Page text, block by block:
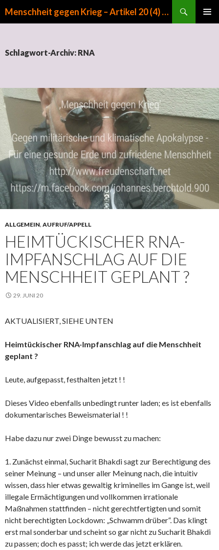
Menschheit gegen Krieg – Artikel 20 (4) GG
Schlagwort-Archiv: RNA
ALLGEMEIN, AUFRUF/APPELL
HEIMTÜCKISCHER RNA-
IMPFANSCHLAG AUF DIE
MENSCHHEIT GEPLANT ?
29. JUNI 20
AKTUALISIERT, SIEHE UNTEN
Heimtückischer RNA-Impfanschlag auf die Menschheit
geplant ?
Leute, aufgepasst, festhalten jetzt ! !
Dieses Video ebenfalls unbedingt runter laden; es ist ebenfalls
dokumentarisches Beweismaterial ! !
Habe dazu nur zwei Dinge bewusst zu machen:
1. Zunächst einmal, Sucharit Bhakdi sagt zur Berechtigung des
seiner Meinung – und unser aller Meinung nach, die intuitiv
wissen, dass hier etwas gewaltig kriminelles im Gange ist, weil
illegale Ermächtigungen und vollkommen irrationale
Maßnahmen stattfinden – nicht gerechtfertigten und somit
nicht berechtigten Lockdown: „Schwamm drüber“. Das klingt
erst mal sonderbar und scheint so gar nicht zu Sucharit Bhakdi
zu passen; doch es passt; ich werde das jetzt erklären.